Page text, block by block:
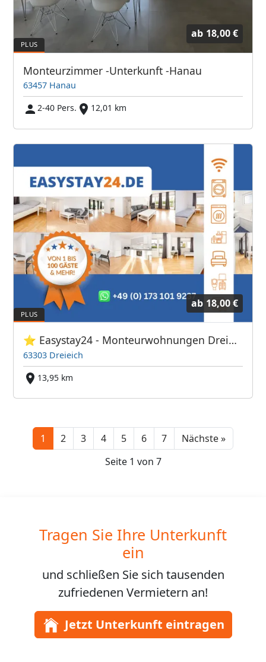
ab 18,00 €
Monteurzimmer -Unterkunft -Hanau
63457 Hanau
2-40 Pers.
12,01 km
ab 18,00 €
⭐ Easystay24 - Monteurwohnungen Dreieich
63303 Dreieich
13,95 km
1 2 3 4 5 6 7 Nächste »Next
Seite 1 von 7
Tragen Sie Ihre Unterkunft
ein
und schließen Sie sich tausenden
zufriedenen Vermietern an!
Jetzt Unterkunft eintragen